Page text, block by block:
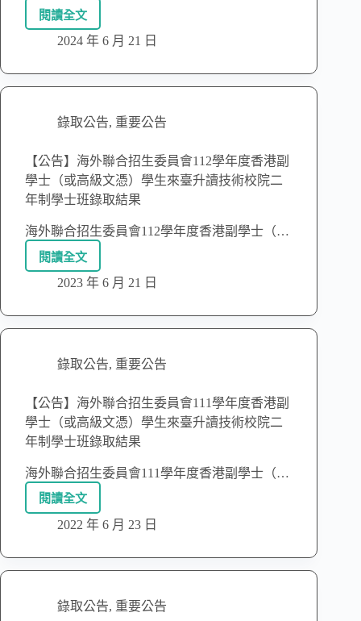
閱讀全文
2024 年 6 月 21 日
錄取公告, 重要公告
【公告】海外聯合招生委員會112學年度香港副
學士（或高級文憑）學生來臺升讀技術校院二
年制學士班錄取結果
海外聯合招生委員會112學年度香港副學士（…
閱讀全文
2023 年 6 月 21 日
錄取公告, 重要公告
【公告】海外聯合招生委員會111學年度香港副
學士（或高級文憑）學生來臺升讀技術校院二
年制學士班錄取結果
海外聯合招生委員會111學年度香港副學士（…
閱讀全文
2022 年 6 月 23 日
錄取公告, 重要公告